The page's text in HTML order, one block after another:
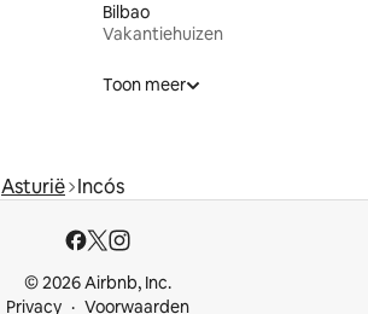
Bilbao
Vakantiehuizen
Toon meer
Asturië Incós
© 2026 Airbnb, Inc.
Privacy
Voorwaarden